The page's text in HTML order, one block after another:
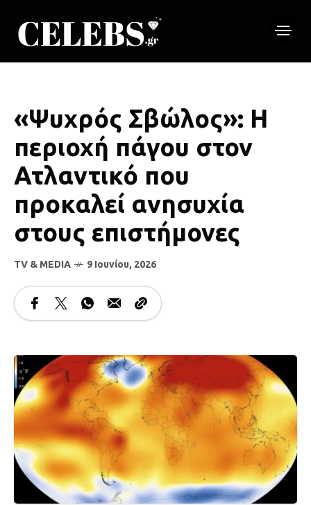
«Ψυχρός Σβώλος»: Η
περιοχή πάγου στον
Ατλαντικό που
προκαλεί ανησυχία
στους επιστήμονες
TV & MEDIA 9 Ιουνίου, 2026